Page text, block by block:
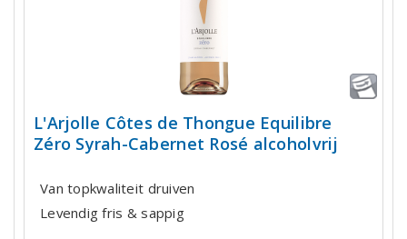
L'Arjolle Côtes de Thongue Equilibre
Zéro Syrah-Cabernet Rosé alcoholvrij
Van topkwaliteit druiven
Levendig fris & sappig